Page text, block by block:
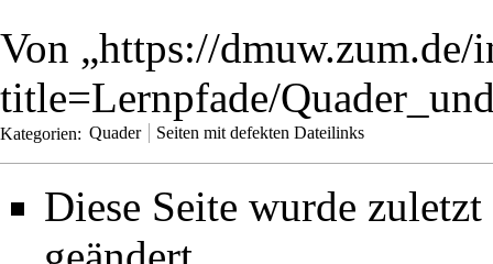
Von „https://dmuw.zum.de/
title=Lernpfade/
Kategorien: Quader Seiten mit defekten Dateilinks
Diese Seite wurde